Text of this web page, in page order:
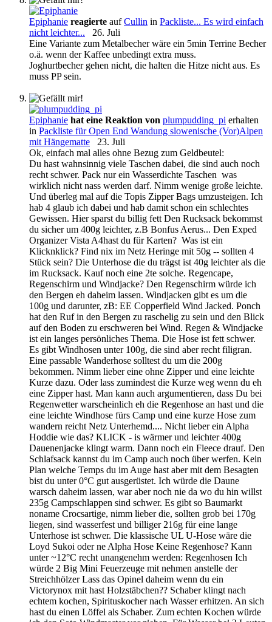
Epiphanie reagierte aufCullin in Packliste... Es wird einfach
nicht leichter...
26. Juli
Eine Variante zum Metalbecher wäre ein 5min Terrine Becher
o.ä. wenn der Kaffee unbedingt extra muss.
Joghurtbecher gehen nicht, die halten die Hitze nicht aus. Es
muss PP sein.
Epiphanie hat eine Reaktion von plumpudding_pi erhalten
in Packliste für Open End Wandung slowenische (Vor)Alpen
mit Hängematte
23. Juli
Ok, einfach mal alles ohne Bezug zum Geldbeutel:
Du hast wahnsinnig viele Taschen dabei, die sind auch noch
recht schwer. Pack nur ein Wasserdichte Taschen was
wirklich nicht nass werden darf. Nimm wenige große leichte.
Und überleg mal auf die Topis Zipper Bags umzusteigen. Ich
hab 4 glaub ich dabei und hab damit schon ein schlechtes
Gewissen. Hier sparst du billig fett Den Rucksack bekommst
du sicher um 400g leichter, z.B Bonfus Aerus... Den Exped
Organizer Vista A4hast du für Karten? Was ist ein
Klicknklick? Find nix im Netz Heringe mit 50g -- sollten 4
Stück sein? Die Unterhose die du trägst ist 40g leichter als die
im Rucksack. Kauf noch eine 2te solche. Regencape,
Regenschirm und Windjacke? Den Regenschirm würde ich
den Bergen eh daheim lassen. Windjacken gibt es um die
100g und darunter, zB: EE Copperfield Wind Jacked. Ponch
hat den Ruf in den Bergen zu raschelig zu sein und den Blick
auf den Boden zu erschweren bei Wind. Regen & Windjacke
ist ein langes persönliches Thema. Die Hose ist fett schwer.
Es gibt Windhosen unter 100g, die sind aber recht filigran.
Eine passable Wanderhose solltest du um die 200g
bekommen. Nimm lieber eine ohne Zipper und eine leichte
Kurze dazu. Oder lass zumindest die Kurze weg wenn du eh
eine Zipper hast. Man kann auch argumentieren, dass Du bei
Regenwetter warscheinlich eh die Regenhose an hast und die
eine leichte Windhose fürs Camp und eine kurze Hose zum
wandern reicht Netz Unterhemd.... Nicht lieber ein Alpha
Hoddie wie das? KLICK - is wärmer und leichter 400g
Dauenenjacke klingt warm. Dann noch ein Fleece drauf. Den
Schlafsack kannst du im Camp auch noch über werfen. Kein
Plan welche Temps du im Auge hast aber mit dem Besagten
bist du unter 0°C gut ausgerüstet. Ich würde die Daune
warsch daheim lassen, war aber noch nie da wo du hin willst
235g Campschlappen sind schwer. Es gibt so Baumarkt
noname Crocsartige, nimm lieber die, sollten grob bei 170g
liegen, sind wasserfest und billiger 216g für eine lange
Unterhose ist schwer. Die klassische UL U-Hose wäre die
Loyd Sukoi oder ne Alpha Hose Keine Regenhose? Kann
unter ~12°C recht unangenehm werden: Regenhosen Ich
würde 2 Big Mini Feuerzeuge mit nehmen anstelle der
Streichhölzer Lass das Opinel daheim wenn du ein
Victorynox mit hast Holzstäbchen?? Schaber klingt nach
echtem kochen, Spirituskocher nach Wasser erhitzen. An sich
hast du einen Löffel als Schaber. Zum echten Kochen würde